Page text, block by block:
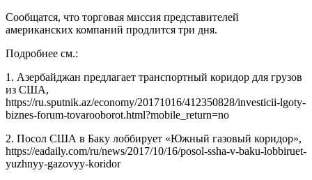
Сообщатся, что торговая миссия представителей
американских компаний продлится три дня.
Подробнее см.:
1. Азербайджан предлагает транспортный коридор для грузов
из США,
https://ru.sputnik.az/economy/20171016/412350828/investicii-lgoty-
biznes-forum-tovarooborot.html?mobile_return=no
2. Посол США в Баку лоббирует «Южный газовый коридор»,
https://eadaily.com/ru/news/2017/10/16/posol-ssha-v-baku-lobbiruet-
yuzhnyy-gazovyy-koridor